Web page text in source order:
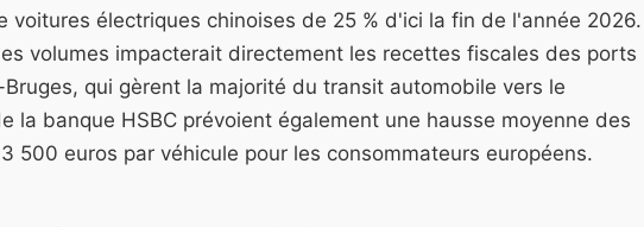
voitures électriques chinoises de 25 % d'ici la fin de l'année 2026.
volumes impacterait directement les recettes fiscales des ports
qui gèrent la majorité du transit automobile vers le
la banque HSBC prévoient également une hausse moyenne des
500 euros par véhicule pour les consommateurs européens.